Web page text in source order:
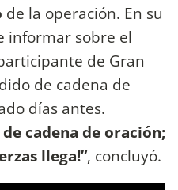
de la operación. En su
informar sobre el
de Gran
de cadena de
días antes.
cadena de oración;
llega!”, concluyó.